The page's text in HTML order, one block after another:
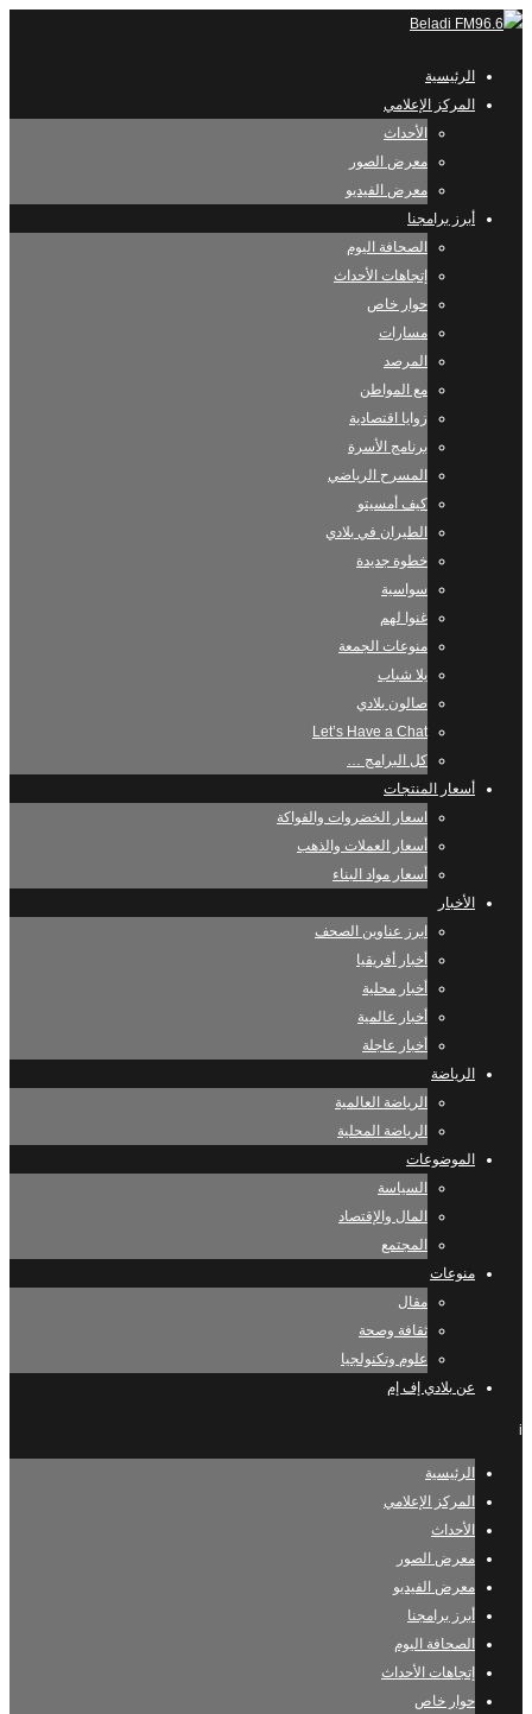
الرئيسية
المركز الإعلامي
الأحداث
معرض الصور
معرض الفيديو
أبرز برامجنا
الصحافة اليوم
إتجاهات الأحداث
حوار خاص
مسارات
المرصد
مع المواطن
زوايا اقتصادية
برنامج الأسرة
المسرح الرياضي
كيف أمسيتو
الطيران في بلادي
خطوة جديدة
سواسية
غنوا لهم
منوعات الجمعة
يلا شباب
صالون بلادي
Let’s Have a Chat
كل البرامج …
أسعار المنتجات
اسعار الخضروات والفواكة
أسعار العملات والذهب
أسعار مواد البناء
الأخبار
ابرز عناوين الصحف
أخبار أفريقيا
أخبار محلية
أخبار عالمية
أخبار عاجلة
الرياضة
الرياضة العالمية
الرياضة المحلية
الموضوعات
السياسة
المال والإقتصاد
المجتمع
منوعات
مقال
ثقافة وصحة
علوم وتكنولجيا
عن بلادي إف إم
i
الرئيسية
المركز الإعلامي
الأحداث
معرض الصور
معرض الفيديو
أبرز برامجنا
الصحافة اليوم
إتجاهات الأحداث
حوار خاص